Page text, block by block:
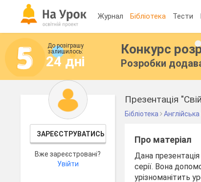
Журнал Бібліотека Тести
До розіграшу
залишилось:
24 дні
Конкурс
Розробки
ЗАРЕЄСТРУВАТИСЬ
Вже зареєстровані?
Увійти
Презентація
Бібліотека
Про матеріал
Дана
серії. Вона
урізноманітить